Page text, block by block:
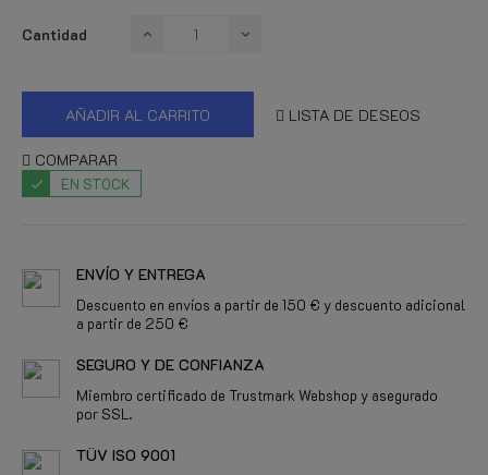
Cantidad
AÑADIR AL CARRITO LISTA DE DESEOS
COMPARAR
EN STOCK
ENVÍO Y ENTREGA
Descuento en envíos a partir de 150 € y descuento adicional
a partir de 250 €
SEGURO Y DE CONFIANZA
Miembro certificado de Trustmark Webshop y asegurado
por SSL.
TÜV ISO 9001